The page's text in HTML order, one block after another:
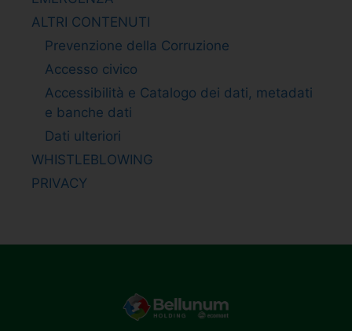
ALTRI CONTENUTI
Prevenzione della Corruzione
Accesso civico
Accessibilità e Catalogo dei dati, metadati
e banche dati
Dati ulteriori
WHISTLEBLOWING
PRIVACY